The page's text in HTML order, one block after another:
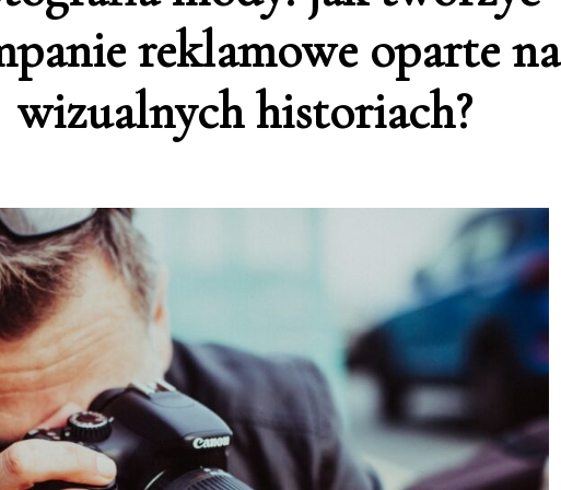
reklamowe oparte na
wizualnych historiach?